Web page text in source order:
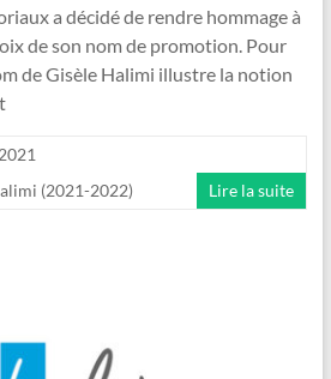
a décidé de rendre hommage à
de son nom de promotion. Pour
de Gisèle Halimi illustre la notion
(2021-2022)
Lire la suite